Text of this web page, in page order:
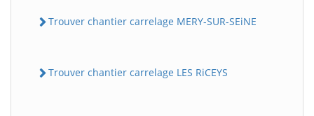
Trouver chantier carrelage MERY-SUR-SEiNE
Trouver chantier carrelage LES RiCEYS